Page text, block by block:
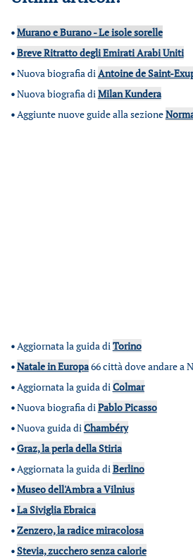
•Murano e Burano - Le isole sorelle
•Breve Ritratto degli Emirati Arabi Uniti
•Nuova biografia diAntoine de Saint-
•Nuova biografia diMilan Kundera
•Aggiunte nuove guide alla sezione
•Aggiornata la guida diTorino
•Natale in Europa66 città dove andare a
•Aggiornata la guida diColmar
•Nuova biografia diPablo Picasso
•Nuova guida diChambéry
•Graz, la perla della Stiria
•Aggiornata la guida diBerlino
•Museo dell'Ambra a Vilnius
•La Siviglia Ebraica
•Zenzero, la radice miracolosa
•Stevia, zucchero senza calorie